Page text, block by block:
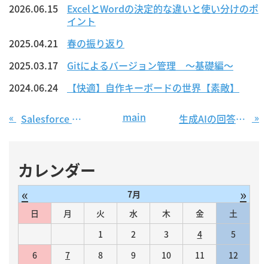
2026.06.15
ExcelとWordの決定的な違いと使い分けのポ
イント
2025.04.21
春の振り返り
2025.03.17
Gitによるバージョン管理 ～基礎編～
2024.06.24
【快適】自作キーボードの世界【素敵】
« Salesforce のダッシュボードの機能 〜ダッシュボードのみのグラフの種類〜 main 生成AIの回答に、逆の立場からの視点を加えて盲点を探る »
カレンダー
« 7月 »
日 月 火 水 木 金
土
1
2 3 4
5
6
7 8 9 10 11
12